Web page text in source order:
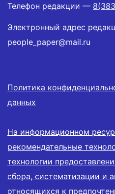
Телефон редакции —
Электронный адрес
people_paper@mail.ru
Политика
данных
На информационном
рекомендательные
технологии
сбора, систематизации и
относящихся к